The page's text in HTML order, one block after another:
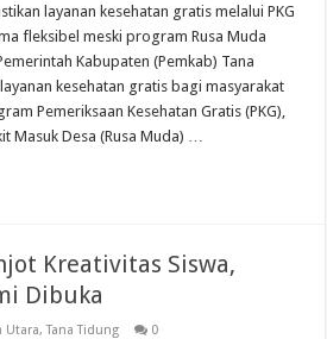
layanan kesehatan gratis melalui PKG
fleksibel meski program Rusa Muda
Kabupaten (Pemkab) Tana
kesehatan gratis bagi masyarakat
Pemeriksaan Kesehatan Gratis (PKG),
Masuk Desa (Rusa Muda) …
Kreativitas Siswa,
Dibuka
Utara,Tana Tidung 0